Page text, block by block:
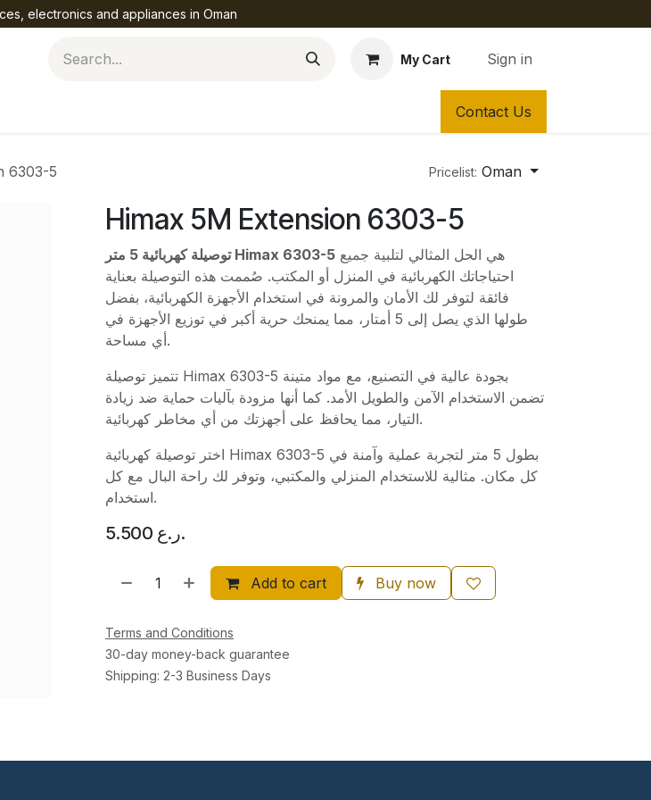
electronics and appliances in Oman
My Cart Sign in
Contact Us
6303-5 Pricelist: Oman
Himax 5M Extension 6303-5
توصيلة كهربائية 5 متر Himax 6303-5
احتياجاتك الكهربائية في المنزل أو المكتب. صُممت هذه التوصيلة بعناية
فائقة لتوفر لك الأمان والمرونة في استخدام الأجهزة الكهربائية، بفضل
طولها الذي يصل إلى 5 أمتار، مما يمنحك حرية أكبر في توزيع الأجهزة في
أي مساحة.
تتميز توصيلة Himax 6303-5 بجودة عالية في التصنيع، مع مواد متينة
تضمن الاستخدام الآمن والطويل الأمد. كما أنها مزودة بآليات حماية ضد زيادة
التيار، مما يحافظ على أجهزتك من أي مخاطر كهربائية.
اختر توصيلة كهربائية Himax 6303-5 بطول 5 متر لتجربة عملية وآمنة في
كل مكان. مثالية للاستخدام المنزلي والمكتبي، وتوفر لك راحة البال مع كل
استخدام.
5.500 ر.ع.
Add to cart Buy now
Terms and Conditions
30-day money-back guarantee
Shipping: 2-3 Business Days